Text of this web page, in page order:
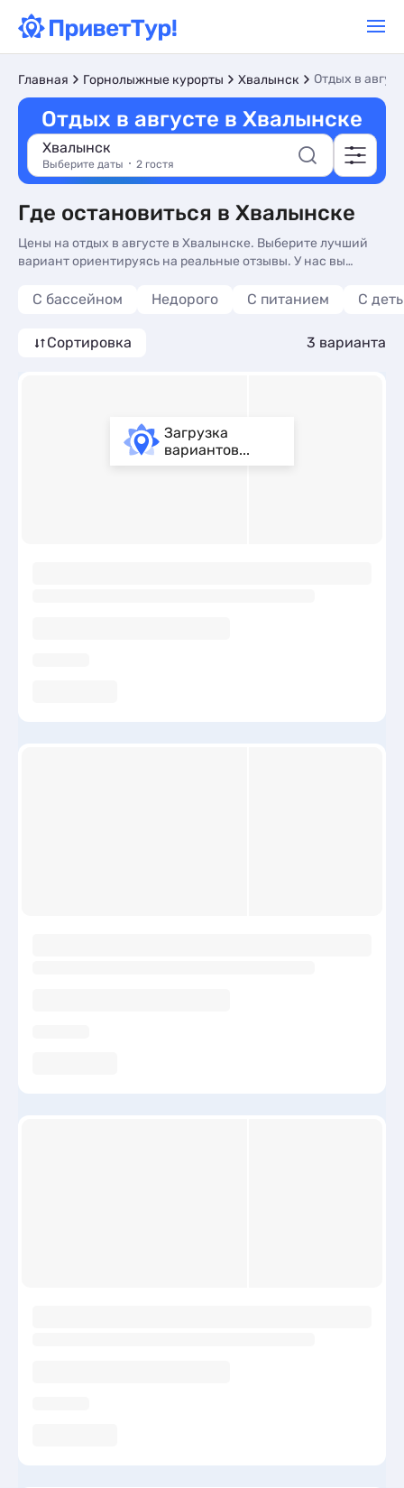
Главная Горнолыжные курорты Хвалынск Отдых в
Отдых в августе в Хвалынске
Хвалынск
Выберите даты 2 гостя
Где остановиться в Хвалынске
Цены на отдых в августе в Хвалынске. Выберите лучший
вариант ориентируясь на реальные отзывы. У нас вы
С бассейном Недорого С питанием С
Сортировка 3 варианта
Загрузка
вариантов...